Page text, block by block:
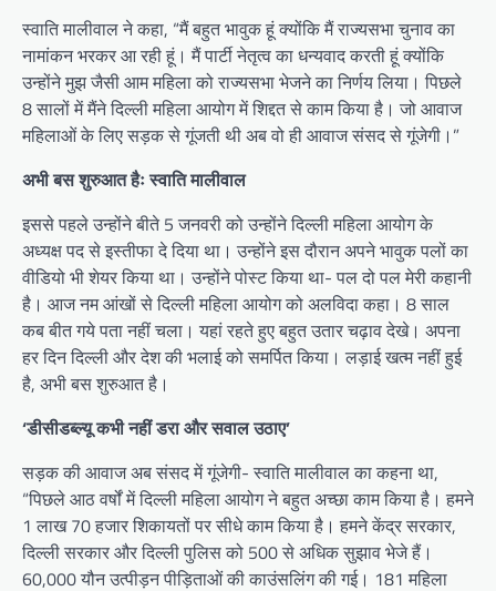
स्वाति मालीवाल ने कहा, “मैं बहुत भावुक हूं क्योंकि मैं राज्यसभा चुनाव का
नामांकन भरकर आ रही हूं। मैं पार्टी नेतृत्व का धन्यवाद करती हूं क्योंकि
उन्होंने मुझ जैसी आम महिला को राज्यसभा भेजने का निर्णय लिया। पिछले
8 सालों में मैंने दिल्ली महिला आयोग में शिद्दत से काम किया है। जो आवाज
महिलाओं के लिए सड़क से गूंजती थी अब वो ही आवाज संसद से गूंजेगी।”
अभी बस शुरुआत हैः स्वाति मालीवाल
इससे पहले उन्होंने बीते 5 जनवरी को उन्होंने दिल्ली महिला आयोग के
अध्यक्ष पद से इस्तीफा दे दिया था। उन्होंने इस दौरान अपने भावुक पलों का
वीडियो भी शेयर किया था। उन्होंने पोस्ट किया था- पल दो पल मेरी कहानी
है। आज नम आंखों से दिल्ली महिला आयोग को अलविदा कहा। 8 साल
कब बीत गये पता नहीं चला। यहां रहते हुए बहुत उतार चढ़ाव देखे। अपना
हर दिन दिल्ली और देश की भलाई को समर्पित किया। लड़ाई खत्म नहीं हुई
है, अभी बस शुरुआत है।
‘डीसीडब्ल्यू कभी नहीं डरा और सवाल उठाए’
सड़क की आवाज अब संसद में गूंजेगी- स्वाति मालीवाल का कहना था,
“पिछले आठ वर्षों में दिल्ली महिला आयोग ने बहुत अच्छा काम किया है। हमने
1 लाख 70 हजार शिकायतों पर सीधे काम किया है। हमने केंद्र सरकार,
दिल्ली सरकार और दिल्ली पुलिस को 500 से अधिक सुझाव भेजे हैं।
60,000 यौन उत्पीड़न पीड़िताओं की काउंसलिंग की गई। 181 महिला